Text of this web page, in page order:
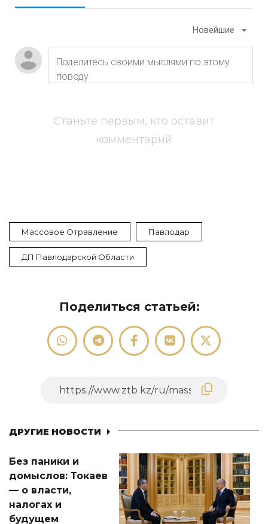
Новейшие
Станьте первым, кто оставит
комментарий
Массовое Отравление Павлодар
ДП Павлодарской Области
Поделиться статьей:
ДРУГИЕ НОВОСТИ
Без паники и
домыслов: Токаев
— о власти,
налогах и
будущем